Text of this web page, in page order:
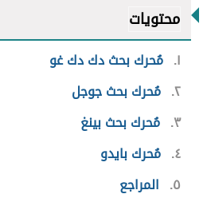
محتويات
١ مُحرك بحث دك دك غو
٢ مُحرك بحث جوجل
٣ مُحرك بحث بينغ
٤ مُحرك بايدو
٥
المراجع